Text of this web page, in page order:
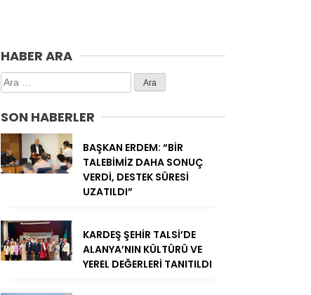
HABER ARA
Arama:
SON HABERLER
BAŞKAN ERDEM: “BİR
TALEBİMİZ DAHA SONUÇ
VERDİ, DESTEK SÜRESİ
UZATILDI”
KARDEŞ ŞEHİR TALSİ’DE
ALANYA’NIN KÜLTÜRÜ VE
YEREL DEĞERLERİ TANITILDI